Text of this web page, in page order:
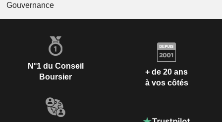
Gouvernance
N°1 du Conseil
Boursier
+ de 20 ans
à vos côtés